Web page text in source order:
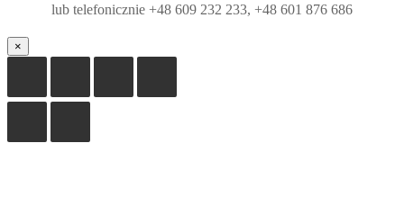
lub telefonicznie +48 609 232 233, +48 601 876 686
×